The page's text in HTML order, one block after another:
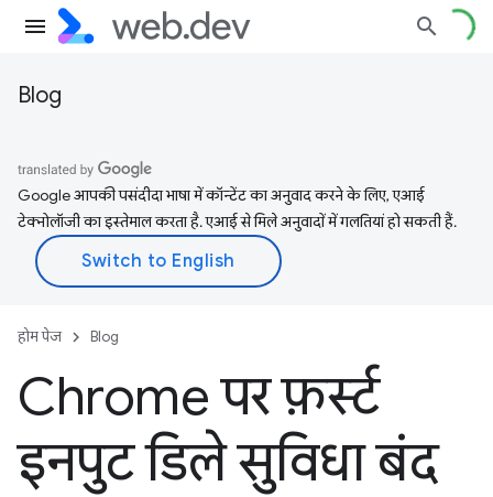
Blog
Google आपकी पसंदीदा भाषा में कॉन्टेंट का अनुवाद करने के लिए, एआई
टेक्नोलॉजी का इस्तेमाल करता है. एआई से मिले अनुवादों में गलतियां हो सकती हैं.
होम पेज Blog
Chrome पर फ़र्स्ट
इनपुट डिले सुविधा बंद